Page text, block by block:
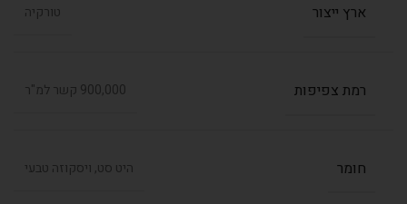
ארץ ייצור טורקיה
רמת צפיפות 900,000 קשר למ"ר
חומר היט סט, ויסקוזה טבעי